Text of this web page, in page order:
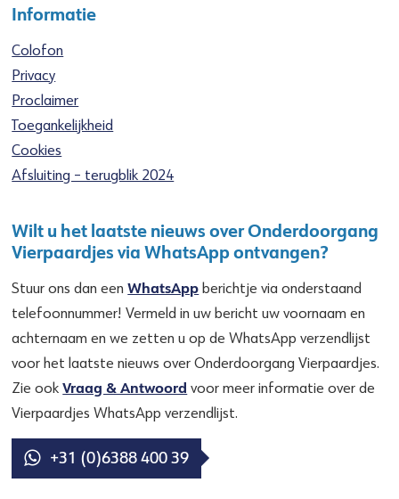
Informatie
Colofon
Privacy
Proclaimer
Toegankelijkheid
Cookies
Afsluiting – terugblik 2024
Wilt u het laatste nieuws over Onderdoorgang
Vierpaardjes via WhatsApp ontvangen?
Stuur ons dan eenWhatsApp berichtje via onderstaand
telefoonnummer! Vermeld in uw bericht uw voornaam en
achternaam en we zetten u op de WhatsApp verzendlijst
voor het laatste nieuws over Onderdoorgang Vierpaardjes.
Zie ookVraag & Antwoord voor meer informatie over de
Vierpaardjes WhatsApp verzendlijst.
+31 (0)6388 400 39